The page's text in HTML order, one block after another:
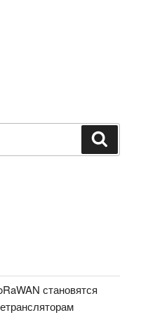
становятся